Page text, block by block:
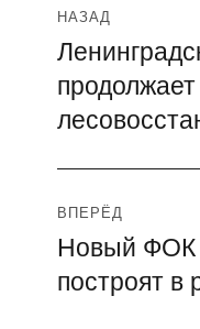
Навигация
по
записям
НАЗАД
Предыдущая
запись:
продолжает
ВПЕРЁД
Следующая
запись:
Новый ФОК
построят в